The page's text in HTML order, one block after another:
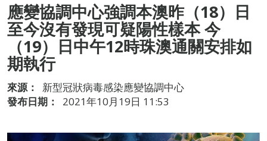
應變協調中心強調本澳昨（18）日
至今沒有發現可疑陽性樣本 今
（19）日中午12時珠澳通關安排如
期執行
來源：
新型冠狀病毒感染應變協調中心
發布日期：
2021年10月19日 11:53